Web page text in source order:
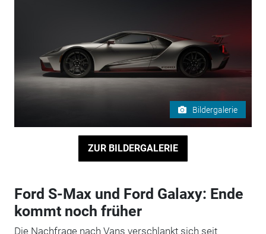
Bildergalerie
ZUR BILDERGALERIE
Ford S-Max und Ford Galaxy: Ende
kommt noch früher
Die Nachfrage nach Vans verschlankt sich seit